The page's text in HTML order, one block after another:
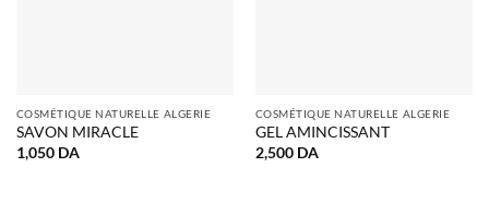
COSMÉTIQUE NATURELLE ALGERIE
SAVON MIRACLE
1,050 DA
COSMÉTIQUE NATURELLE ALGERIE
GEL AMINCISSANT
2,500 DA